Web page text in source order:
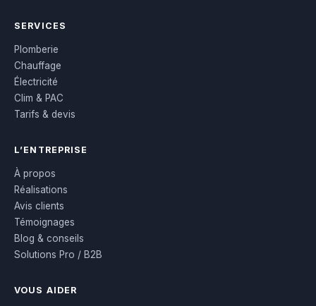
SERVICES
Plomberie
Chauffage
Électricité
Clim & PAC
Tarifs & devis
L’ENTREPRISE
À propos
Réalisations
Avis clients
Témoignages
Blog & conseils
Solutions Pro / B2B
VOUS AIDER